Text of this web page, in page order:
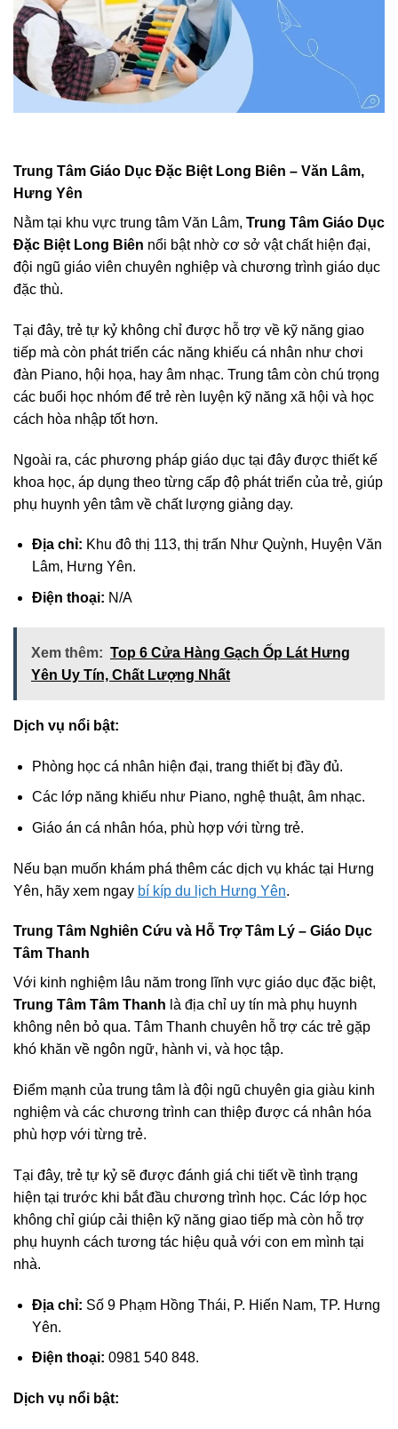
Trung Tâm Giáo Dục Đặc Biệt Long Biên – Văn Lâm,
Hưng Yên
Nằm tại khu vực trung tâm Văn Lâm, Trung Tâm Giáo Dục
Đặc Biệt Long Biên nổi bật nhờ cơ sở vật chất hiện đại,
đội ngũ giáo viên chuyên nghiệp và chương trình giáo dục
đặc thù.
Tại đây, trẻ tự kỷ không chỉ được hỗ trợ về kỹ năng giao
tiếp mà còn phát triển các năng khiếu cá nhân như chơi
đàn Piano, hội họa, hay âm nhạc. Trung tâm còn chú trọng
các buổi học nhóm để trẻ rèn luyện kỹ năng xã hội và học
cách hòa nhập tốt hơn.
Ngoài ra, các phương pháp giáo dục tại đây được thiết kế
khoa học, áp dụng theo từng cấp độ phát triển của trẻ, giúp
phụ huynh yên tâm về chất lượng giảng dạy.
Địa chỉ: Khu đô thị 113, thị trấn Như Quỳnh, Huyện Văn
Lâm, Hưng Yên.
Điện thoại: N/A
Xem thêm: Top 6 Cửa Hàng Gạch Ốp Lát Hưng
Yên Uy Tín, Chất Lượng Nhất
Dịch vụ nổi bật:
Phòng học cá nhân hiện đại, trang thiết bị đầy đủ.
Các lớp năng khiếu như Piano, nghệ thuật, âm nhạc.
Giáo án cá nhân hóa, phù hợp với từng trẻ.
Nếu bạn muốn khám phá thêm các dịch vụ khác tại Hưng
Yên, hãy xem ngay bí kíp du lịch Hưng Yên.
Trung Tâm Nghiên Cứu và Hỗ Trợ Tâm Lý – Giáo Dục
Tâm Thanh
Với kinh nghiệm lâu năm trong lĩnh vực giáo dục đặc biệt,
Trung Tâm Tâm Thanh là địa chỉ uy tín mà phụ huynh
không nên bỏ qua. Tâm Thanh chuyên hỗ trợ các trẻ gặp
khó khăn về ngôn ngữ, hành vi, và học tập.
Điểm mạnh của trung tâm là đội ngũ chuyên gia giàu kinh
nghiệm và các chương trình can thiệp được cá nhân hóa
phù hợp với từng trẻ.
Tại đây, trẻ tự kỷ sẽ được đánh giá chi tiết về tình trạng
hiện tại trước khi bắt đầu chương trình học. Các lớp học
không chỉ giúp cải thiện kỹ năng giao tiếp mà còn hỗ trợ
phụ huynh cách tương tác hiệu quả với con em mình tại
nhà.
Địa chỉ: Số 9 Phạm Hồng Thái, P. Hiến Nam, TP. Hưng
Yên.
Điện thoại: 0981 540 848.
Dịch vụ nổi bật: